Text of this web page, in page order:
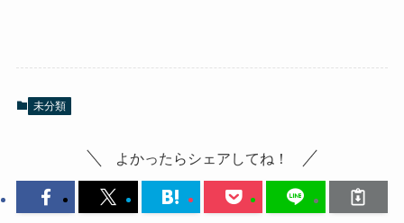
未分類
よかったらシェアしてね！